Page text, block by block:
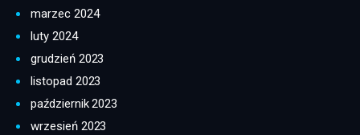
marzec 2024
luty 2024
grudzień 2023
listopad 2023
październik 2023
wrzesień 2023